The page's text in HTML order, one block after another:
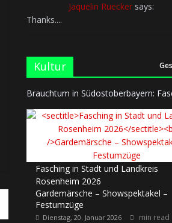
Jaquelin Ruecker says:
Thanks....
Kultur
Brauchtum in Südostoberbayern:
Fasching in Stadt und Landkreis
Rosenheim 2026
Gardemärsche – Showspektakel –
Festumzüge
Dienstag, 20. Januar 2026 min read